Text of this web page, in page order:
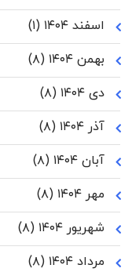
اسفند ۱۴۰۴
(۱)
بهمن ۱۴۰۴
(۸)
دی ۱۴۰۴
(۸)
آذر ۱۴۰۴
(۸)
آبان ۱۴۰۴
(۸)
مهر ۱۴۰۴
(۸)
شهریور ۱۴۰۴
(۸)
مرداد ۱۴۰۴
(۸)